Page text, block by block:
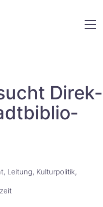
Di­rek­
Leitung Kulturpolitik